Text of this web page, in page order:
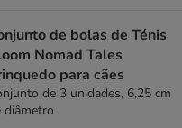
de bolas de Ténis
Nomad Tales
para cães
de 3 unidades, 6,25 cm
diâmetro